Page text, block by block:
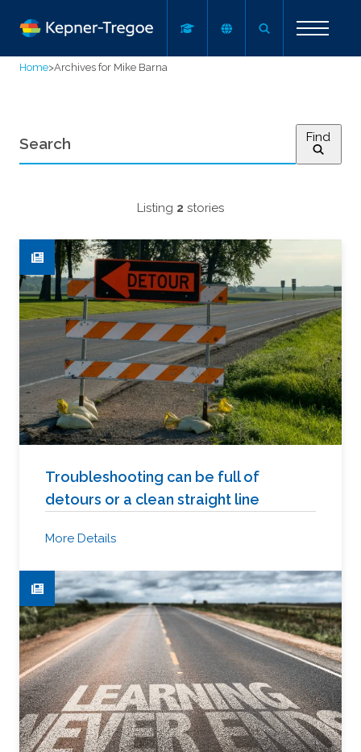
Home>Archives for Mike Barna
Find
Listing 2 stories
Troubleshooting can be full of
detours or a clean straight line
More Details